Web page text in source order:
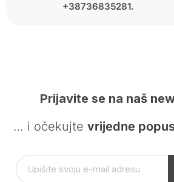
+38736835281.
Prijavite se na naš
… i očekujte vrijedne